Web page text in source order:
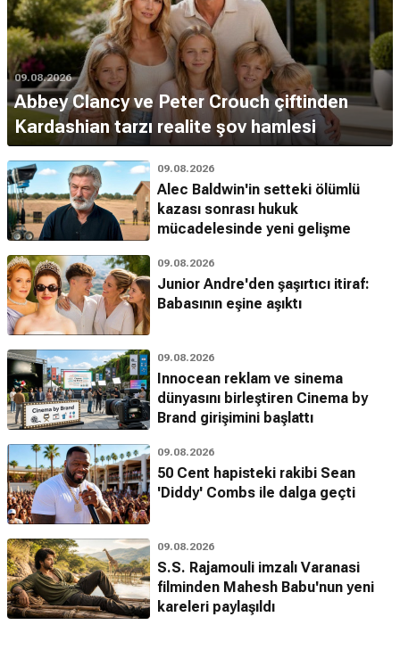
09.08.2026
Abbey Clancy ve Peter Crouch çiftinden
Kardashian tarzı realite şov hamlesi
09.08.2026
Alec Baldwin'in setteki ölümlü
kazası sonrası hukuk
mücadelesinde yeni gelişme
09.08.2026
Junior Andre'den şaşırtıcı itiraf:
Babasının eşine aşıktı
09.08.2026
Innocean reklam ve sinema
dünyasını birleştiren Cinema by
Brand girişimini başlattı
09.08.2026
50 Cent hapisteki rakibi Sean
'Diddy' Combs ile dalga geçti
09.08.2026
S.S. Rajamouli imzalı Varanasi
filminden Mahesh Babu'nun yeni
kareleri paylaşıldı